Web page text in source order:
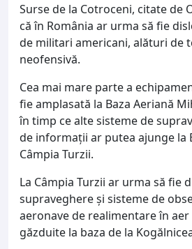
Surse de la Cotroceni, citate de
că în România ar urma să fie
de militari americani, alături de
neofensivă.
Cea mai mare parte a
fie amplasată la Baza Aeriană
în timp ce alte sisteme de
de informații ar putea ajunge la
Câmpia Turzii.
La Câmpia Turzii ar urma să fie
supraveghere și sisteme de
aeronave de realimentare în
găzduite la baza de la